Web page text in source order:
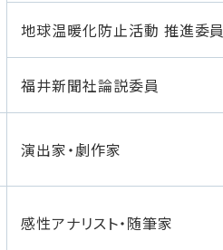
地球温暖化防止活動 推進委員
福井新聞社論説委員
演出家・劇作家
感性アナリスト・随筆家